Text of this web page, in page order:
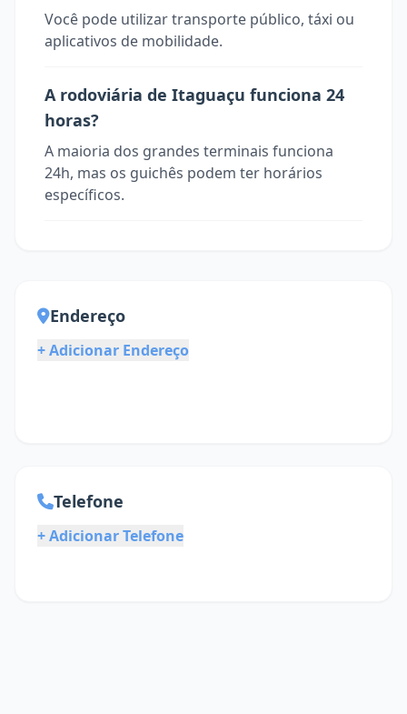
Você pode utilizar transporte público, táxi ou
aplicativos de mobilidade.
A rodoviária de Itaguaçu funciona 24
horas?
A maioria dos grandes terminais funciona
24h, mas os guichês podem ter horários
específicos.
Endereço
+ Adicionar Endereço
Telefone
+ Adicionar Telefone